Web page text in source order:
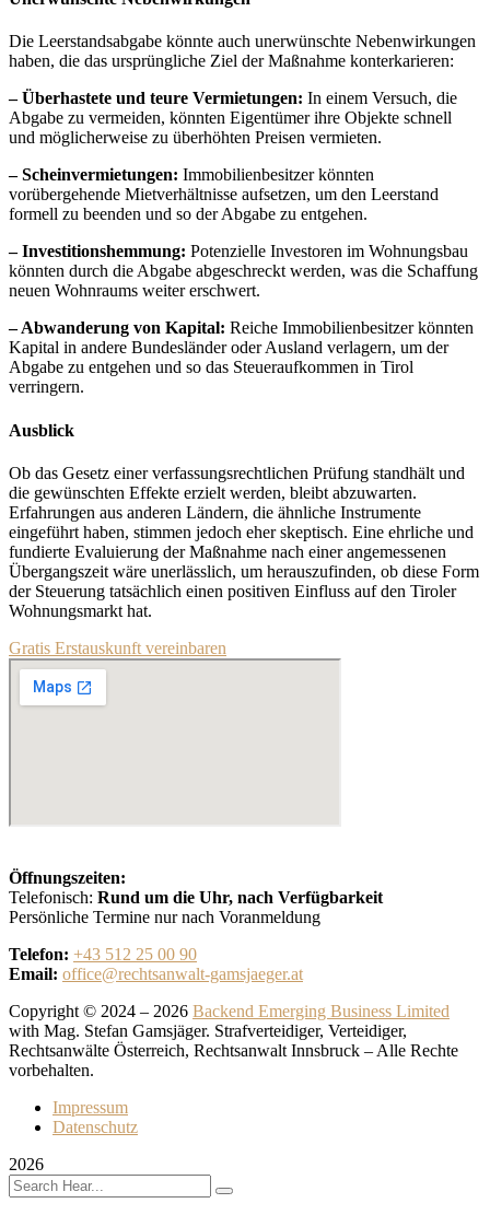
Die Leerstandsabgabe könnte auch unerwünschte Nebenwirkungen
haben, die das ursprüngliche Ziel der Maßnahme konterkarieren:
– Überhastete und teure Vermietungen: In einem Versuch, die
Abgabe zu vermeiden, könnten Eigentümer ihre Objekte schnell
und möglicherweise zu überhöhten Preisen vermieten.
– Scheinvermietungen: Immobilienbesitzer könnten
vorübergehende Mietverhältnisse aufsetzen, um den Leerstand
formell zu beenden und so der Abgabe zu entgehen.
– Investitionshemmung: Potenzielle Investoren im Wohnungsbau
könnten durch die Abgabe abgeschreckt werden, was die Schaffung
neuen Wohnraums weiter erschwert.
– Abwanderung von Kapital: Reiche Immobilienbesitzer könnten
Kapital in andere Bundesländer oder Ausland verlagern, um der
Abgabe zu entgehen und so das Steueraufkommen in Tirol
verringern.
Ausblick
Ob das Gesetz einer verfassungsrechtlichen Prüfung standhält und
die gewünschten Effekte erzielt werden, bleibt abzuwarten.
Erfahrungen aus anderen Ländern, die ähnliche Instrumente
eingeführt haben, stimmen jedoch eher skeptisch. Eine ehrliche und
fundierte Evaluierung der Maßnahme nach einer angemessenen
Übergangszeit wäre unerlässlich, um herauszufinden, ob diese Form
der Steuerung tatsächlich einen positiven Einfluss auf den Tiroler
Wohnungsmarkt hat.
Gratis Erstauskunft vereinbaren
Öffnungszeiten:
Telefonisch: Rund um die Uhr, nach Verfügbarkeit
Persönliche Termine nur nach Voranmeldung
Telefon: +43 512 25 00 90
Email: office@rechtsanwalt-gamsjaeger.at
Copyright © 2024 – 2026 Backend Emerging Business Limited
with Mag. Stefan Gamsjäger. Strafverteidiger, Verteidiger,
Rechtsanwälte Österreich, Rechtsanwalt Innsbruck – Alle Rechte
vorbehalten.
Impressum
Datenschutz
2026